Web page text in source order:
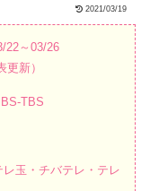
2021/03/19
22～03/26
更新）
TBS
レ玉・チバテレ・テレ